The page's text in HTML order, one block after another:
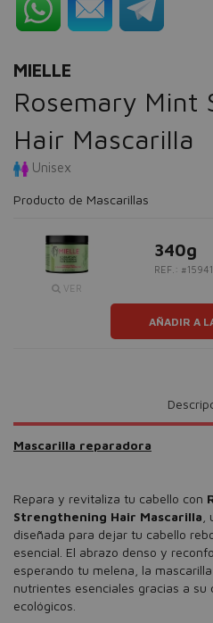
MIELLE
Rosemary Mint
Hair Mascarilla
Unisex
Producto de Mascarillas
VER
340g
REF.:
AÑADIR A
Mascarilla reparadora
Repara y revitaliza tu cabello con
Strengthening Hair Mascarilla
diseñada para dejar tu cabello
esencial. El abrazo denso y
esperando tu melena, la
nutrientes esenciales gracias a su
ecológicos.